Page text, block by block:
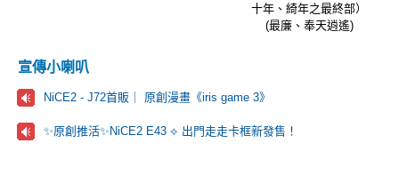
十年、綺年之最終部）
(最廉、奉天逍遙)
宣傳小喇叭
NiCE2 - J72首販｜ 原創漫畫《iris game 3》
✨原創推活✨NiCE2 E43 ⟡ 出門走走卡框新發售！